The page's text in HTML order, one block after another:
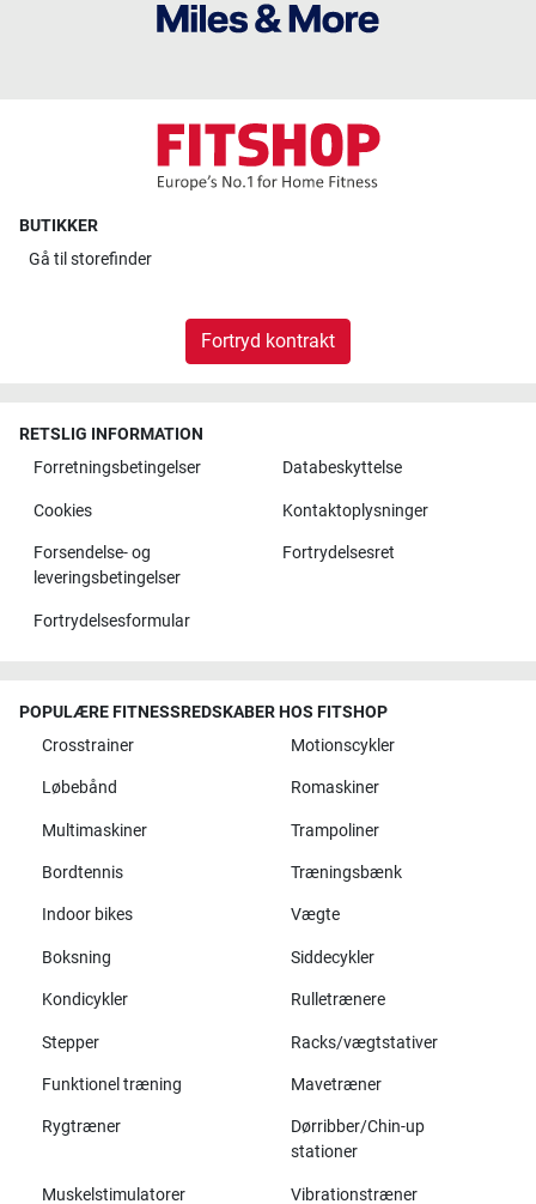
BUTIKKER
Gå til storefinder
Fortryd kontrakt
RETSLIG INFORMATION
Forretningsbetingelser
Databeskyttelse
Cookies Kontaktoplysninger
Forsendelse- og
leveringsbetingelser
Fortrydelsesret
Fortrydelsesformular
POPULÆRE FITNESSREDSKABER HOS FITSHOP
Crosstrainer
Motionscykler
Løbebånd Romaskiner
Multimaskiner Trampoliner
Bordtennis Træningsbænk
Indoor bikes Vægte
Boksning Siddecykler
Kondicykler Rulletrænere
Stepper Racks/vægtstativer
Funktionel træning Mavetræner
Rygtræner
Dørribber/Chin-up
stationer
Muskelstimulatorer Vibrationstræner